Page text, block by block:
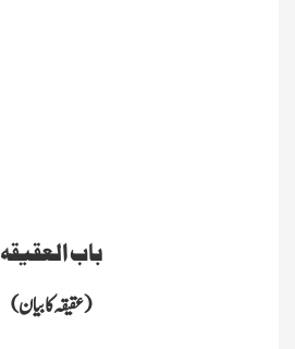
باب العقیقہ
(عقیقہ کا بیان)